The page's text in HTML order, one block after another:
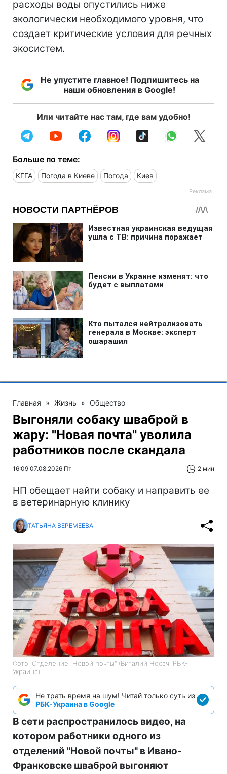
расходы воды опустились ниже
экологически необходимого уровня, что
создает критические условия для речных
экосистем.
Не упустите главное! Подпишитесь на
наши обновления в Google!
Или читайте нас там, где вам удобно!
Больше по теме:
КГГА Погода в Киеве Погода Киев
Главная » Жизнь » Общество
Выгоняли собаку шваброй в
жару: "Новая почта" уволила
работников после скандала
16:09 07.08.2026 Пт 2 мин
НП обещает найти собаку и направить ее
в ветеринарную клинику
ТАТЬЯНА ВЕРЕМЕЕВА
Фото: Отделение "Новой почты" (Виталий Носач, РБК-
Украина)
Не трать время на шум! Читай только суть из
РБК-Украина в Google
В сети распространилось видео, на
котором работники одного из
отделений "Новой почты" в Ивано-
Франковске шваброй выгоняют